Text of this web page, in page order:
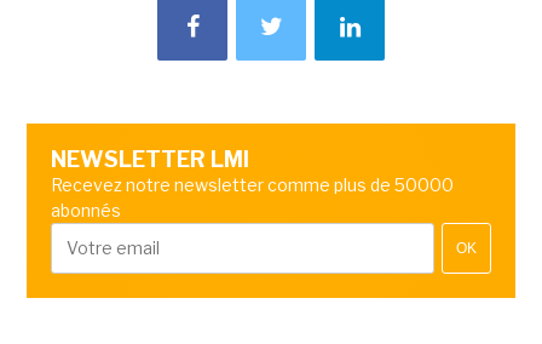
NEWSLETTER LMI
Recevez notre newsletter comme plus de 50000
abonnés
OK